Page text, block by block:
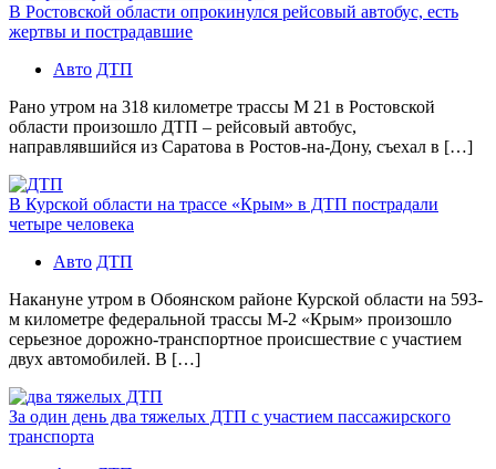
В Ростовской области опрокинулся рейсовый автобус, есть
жертвы и пострадавшие
Авто ДТП
Рано утром на 318 километре трассы М 21 в Ростовской
области произошло ДТП – рейсовый автобус,
направлявшийся из Саратова в Ростов-на-Дону, съехал в […]
В Курской области на трассе «Крым» в ДТП пострадали
четыре человека
Авто ДТП
Накануне утром в Обоянском районе Курской области на 593-
м километре федеральной трассы М-2 «Крым» произошло
серьезное дорожно-транспортное происшествие с участием
двух автомобилей. В […]
За один день два тяжелых ДТП с участием пассажирского
транспорта